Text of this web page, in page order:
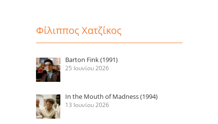
Φίλιππος Χατζίκος
Barton Fink (1991)
25 Ιουνίου 2026
In the Mouth of Madness (1994)
13 Ιουνίου 2026